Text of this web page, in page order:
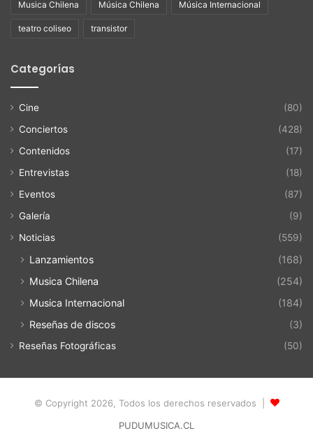
Musica Chilena Música Chilena Música Internacional
teatro coliseo transistor
Categorías
Cine
(80)
Conciertos
(428)
Contenidos
(17)
Entrevistas
(18)
Eventos
(87)
Galería
(9)
Noticias
(559)
Lanzamientos
(168)
Musica Chilena
(254)
Musica Internacional
(184)
Reseñas de discos
(3)
Reseñas Fotográficas (50)
© Copyright 2026, Todos los derechos reservados |
PUDUMUSICA.CL